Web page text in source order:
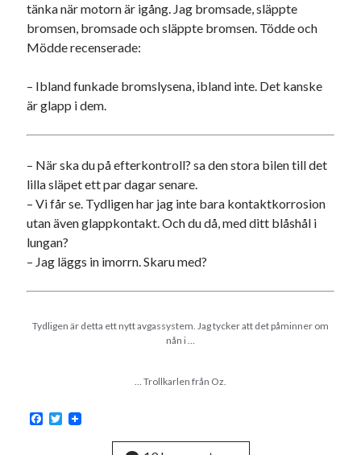
tänka när motorn är igång. Jag bromsade, släppte
bromsen, bromsade och släppte bromsen. Tödde och
Mödde recenserade:
– Ibland funkade bromslysena, ibland inte. Det kanske
är glapp i dem.
– När ska du på efterkontroll? sa den stora bilen till det
lilla släpet ett par dagar senare.
– Vi får se. Tydligen har jag inte bara kontaktkorrosion
utan även glappkontakt. Och du då, med ditt blåshål i
lungan?
– Jag läggs in imorrn. Skaru med?
Tydligen är detta ett nytt avgassystem. Jag tycker att det påminner om
nån i …
… Trollkarlen från Oz.
F
T